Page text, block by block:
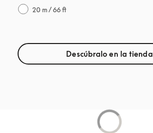
20 m / 66 ft
Descúbralo en la tienda